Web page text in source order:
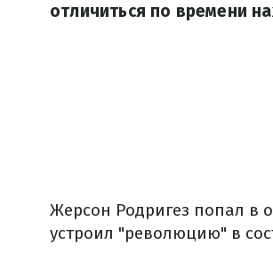
отличиться по времени
Жерсон Родригез попал
устроил "революцию" в